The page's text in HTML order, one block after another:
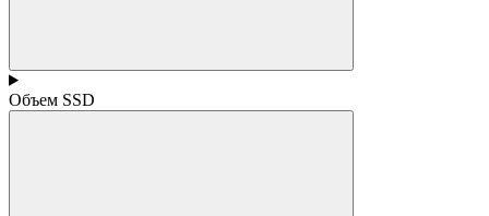
Объем SSD